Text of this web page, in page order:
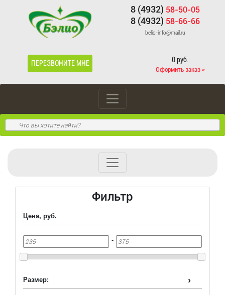
8 (4932) 58-50-05
8 (4932) 58-66-66
belio-info@mail.ru
ПЕРЕЗВОНИТЕ МНЕ 0 руб.
Оформить заказ »
Фильтр
Цена, руб.
-
Размер: